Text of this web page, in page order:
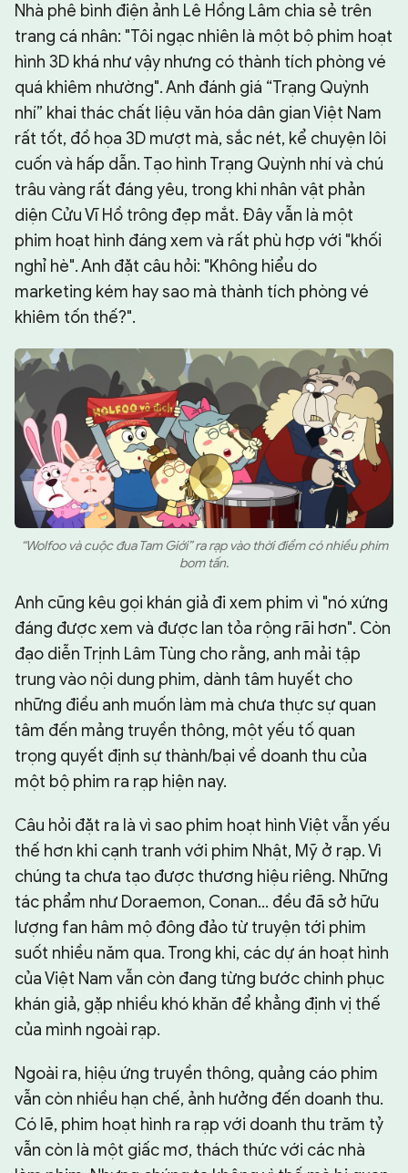
Nhà phê bình điện ảnh Lê Hồng Lâm chia sẻ trên
trang cá nhân: "Tôi ngạc nhiên là một bộ phim hoạt
hình 3D khá như vậy nhưng có thành tích phòng vé
quá khiêm nhường". Anh đánh giá “Trạng Quỳnh
nhí” khai thác chất liệu văn hóa dân gian Việt Nam
rất tốt, đồ họa 3D mượt mà, sắc nét, kể chuyện lôi
cuốn và hấp dẫn. Tạo hình Trạng Quỳnh nhí và chú
trâu vàng rất đáng yêu, trong khi nhân vật phản
diện Cửu Vĩ Hồ trông đẹp mắt. Đây vẫn là một
phim hoạt hình đáng xem và rất phù hợp với "khối
nghỉ hè". Anh đặt câu hỏi: "Không hiểu do
marketing kém hay sao mà thành tích phòng vé
khiêm tốn thế?".
“Wolfoo và cuộc đua Tam Giới” ra rạp vào thời điểm có nhiều phim
bom tấn.
Anh cũng kêu gọi khán giả đi xem phim vì "nó xứng
đáng được xem và được lan tỏa rộng rãi hơn". Còn
đạo diễn Trịnh Lâm Tùng cho rằng, anh mải tập
trung vào nội dung phim, dành tâm huyết cho
những điều anh muốn làm mà chưa thực sự quan
tâm đến mảng truyền thông, một yếu tố quan
trọng quyết định sự thành/bại về doanh thu của
một bộ phim ra rạp hiện nay.
Câu hỏi đặt ra là vì sao phim hoạt hình Việt vẫn yếu
thế hơn khi cạnh tranh với phim Nhật, Mỹ ở rạp. Vì
chúng ta chưa tạo được thương hiệu riêng. Những
tác phẩm như Doraemon, Conan... đều đã sở hữu
lượng fan hâm mộ đông đảo từ truyện tới phim
suốt nhiều năm qua. Trong khi, các dự án hoạt hình
của Việt Nam vẫn còn đang từng bước chinh phục
khán giả, gặp nhiều khó khăn để khẳng định vị thế
của mình ngoài rạp.
Ngoài ra, hiệu ứng truyền thông, quảng cáo phim
vẫn còn nhiều hạn chế, ảnh hưởng đến doanh thu.
Có lẽ, phim hoạt hình ra rạp với doanh thu trăm tỷ
vẫn còn là một giấc mơ, thách thức với các nhà